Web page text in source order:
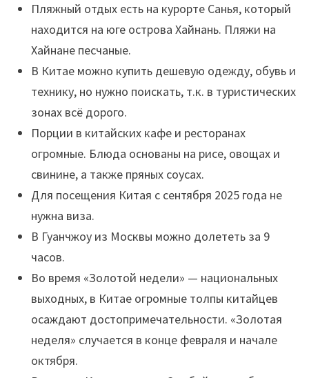
Пляжный отдых есть на курорте Санья, который
находится на юге острова Хайнань. Пляжи на
Хайнане песчаные.
В Китае можно купить дешевую одежду, обувь и
технику, но нужно поискать, т.к. в туристических
зонах всё дорого.
Порции в китайских кафе и ресторанах
огромные. Блюда основаны на рисе, овощах и
свинине, а также пряных соусах.
Для посещения Китая с сентября 2025 года не
нужна виза.
В Гуанчжоу из Москвы можно долететь за 9
часов.
Во время «Золотой недели» — национальных
выходных, в Китае огромные толпы китайцев
осаждают достопримечательности. «Золотая
неделя» случается в конце февраля и начале
октября.